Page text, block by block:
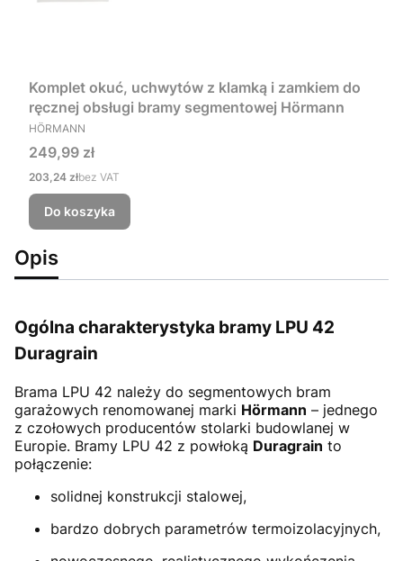
Komplet okuć, uchwytów z klamką i zamkiem do
ręcznej obsługi bramy segmentowej Hörmann
PRODUCENT
HÖRMANN
Cena
249,99 zł
Cena
203,24 złbez VAT
Do koszyka
Opis
Ogólna charakterystyka bramy LPU 42
Duragrain
Brama LPU 42 należy do segmentowych bram
garażowych renomowanej marki Hörmann – jednego
z czołowych producentów stolarki budowlanej w
Europie. Bramy LPU 42 z powłoką Duragrain to
połączenie:
solidnej konstrukcji stalowej,
bardzo dobrych parametrów termoizolacyjnych,